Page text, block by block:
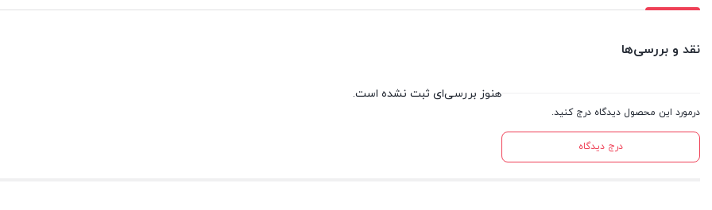
نقد و بررسی‌ها
درمورد این محصول دیدگاه درج کنید.
درج دیدگاه
هنوز بررسی‌ای ثبت نشده است.